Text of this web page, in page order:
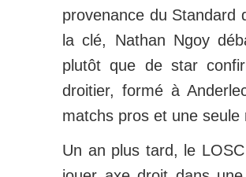
provenance du Standard
la clé, Nathan Ngoy
plutôt que de star
droitier, formé à
matchs pros et une seule
Un an plus tard, le